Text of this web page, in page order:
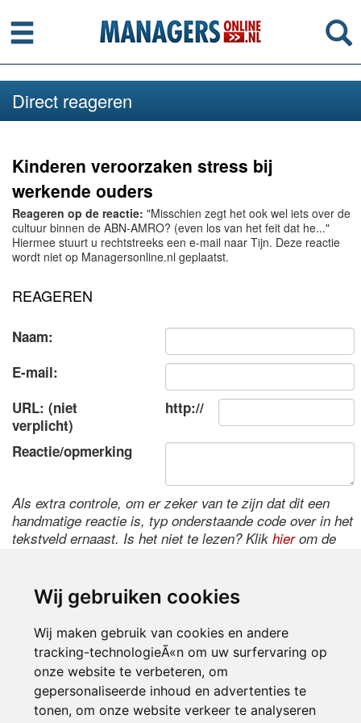
Wij gebruiken cookies
Wij maken gebruik van cookies en andere
tracking-technologieÃ«n om uw surfervaring op
onze website te verbeteren, om
gepersonaliseerde inhoud en advertenties te
tonen, om onze website verkeer te analyseren
Menu
Direct reageren
Kinderen veroorzaken stress bij
werkende ouders
Reageren op de reactie: "Misschien zegt het ook wel iets over de
cultuur binnen de ABN-AMRO? (even los van het feit dat he..."
Hiermee stuurt u rechtstreeks een e-mail naar Tijn. Deze reactie
wordt niet op Managersonline.nl geplaatst.
REAGEREN
Naam:
E-mail:
URL: (niet
verplicht)
http://
Reactie/opmerking
Als extra controle, om er zeker van te zijn dat dit een
handmatige reactie is, typ onderstaande code over in het
tekstveld ernaast. Is het niet te lezen? Klik hierom de